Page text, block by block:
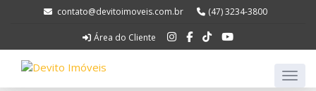
contato@devitoimoveis.com.br (47) 3234-3800
Área do Cliente